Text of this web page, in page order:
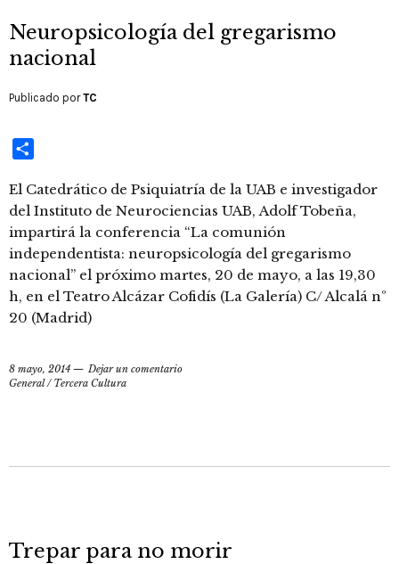
Neuropsicología del gregarismo
nacional
Publicado porTC
El Catedrático de Psiquiatría de la UAB e investigador
del Instituto de Neurociencias UAB, Adolf Tobeña,
impartirá la conferencia “La comunión
independentista: neuropsicología del gregarismo
nacional” el próximo martes, 20 de mayo, a las 19,30
h, en el Teatro Alcázar Cofidís (La Galería) C/ Alcalá nº
20 (Madrid)
8 mayo, 2014
Dejar un comentario
General/ Tercera Cultura
Trepar para no morir